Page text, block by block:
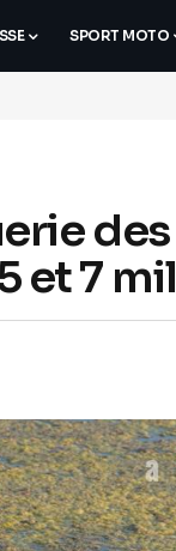
SPORT MOTO
et 7